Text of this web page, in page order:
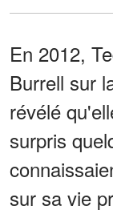
En 2012,
Burrell sur
révélé
surpris
sur sa vie